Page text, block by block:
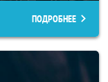
ПОДРОБНЕЕ